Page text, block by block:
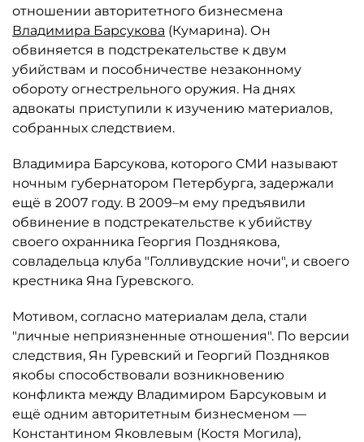
отношении авторитетного бизнесмена
Владимира Барсукова (Кумарина). Он
обвиняется в подстрекательстве к двум
убийствам и пособничестве незаконному
обороту огнестрельного оружия. На днях
адвокаты приступили к изучению материалов,
собранных следствием.
Владимира Барсукова, которого СМИ называют
ночным губернатором Петербурга, задержали
ещё в 2007 году. В 2009–м ему предъявили
обвинение в подстрекательстве к убийству
своего охранника Георгия Позднякова,
совладельца клуба "Голливудские ночи", и своего
крестника Яна Гуревского.
Мотивом, согласно материалам дела, стали
"личные неприязненные отношения". По версии
следствия, Ян Гуревский и Георгий Поздняков
якобы способствовали возникновению
конфликта между Владимиром Барсуковым и
ещё одним авторитетным бизнесменом —
Константином Яковлевым (Костя Могила),